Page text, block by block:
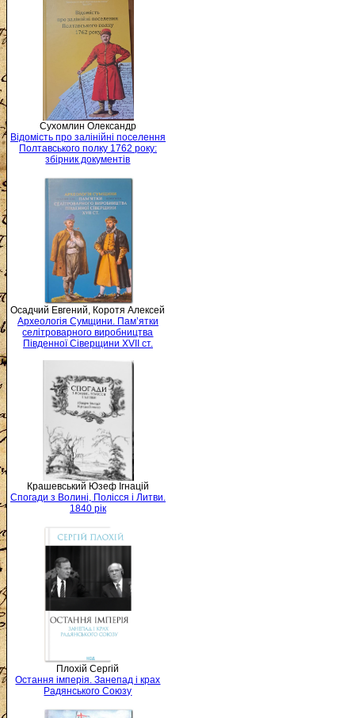
Сухомлин Олександр
Відомість про залінійні поселення
Полтавського полку 1762 року:
збірник документів
Осадчий Евгений, Коротя Алексей
Археологія Сумщини. Пам’ятки
селітроварного виробництва
Південної Сіверщини XVII ст.
Крашевський Юзеф Ігнацій
Спогади з Волині, Полісся і Литви.
1840 рік
Плохій Сергій
Остання імперія. Занепад і крах
Радянського Союзу